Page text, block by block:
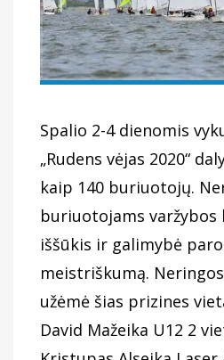
Spalio 2-4 dienomis
„Rudens vėjas 2020“
kaip 140 buriuotojų.
buriuotojams varžybos
iššūkis ir galimybė
meistriškumą.
užėmė šias prizines
David Mažeika U12 2